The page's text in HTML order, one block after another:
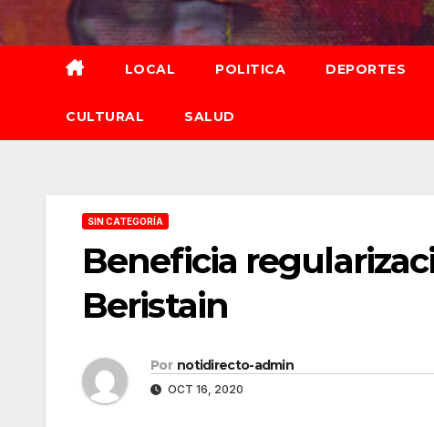
al
contenido
LOCAL POLITICA DEPORTES
CULTURAL SALUD
SIN CATEGORÍA
Beneficia
Beristain
Por notidirecto-admin
OCT 16, 2020